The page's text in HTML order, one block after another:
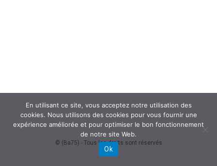
© (Ba75) - Tous les droits sont réservés
En utilisant ce site, vous acceptez notre utilisation des
cookies. Nous utilisons des cookies pour vous fournir une
expérience améliorée et pour optimiser le bon fonctionnement
de notre site Web.
Ok